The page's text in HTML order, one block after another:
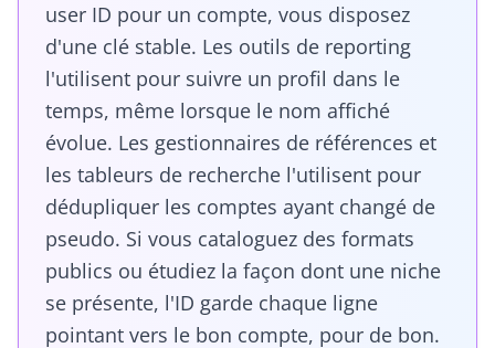
user ID pour un compte, vous disposez
d'une clé stable. Les outils de reporting
l'utilisent pour suivre un profil dans le
temps, même lorsque le nom affiché
évolue. Les gestionnaires de références et
les tableurs de recherche l'utilisent pour
dédupliquer les comptes ayant changé de
pseudo. Si vous cataloguez des formats
publics ou étudiez la façon dont une niche
se présente, l'ID garde chaque ligne
pointant vers le bon compte, pour de bon.